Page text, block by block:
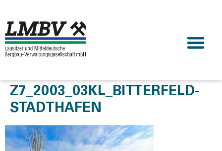
Z7_2003_03KL_BITTERFELD-
STADTHAFEN